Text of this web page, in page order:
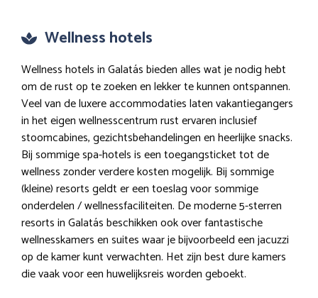
Wellness hotels
Wellness hotels in Galatás bieden alles wat je nodig hebt
om de rust op te zoeken en lekker te kunnen ontspannen.
Veel van de luxere accommodaties laten vakantiegangers
in het eigen wellnesscentrum rust ervaren inclusief
stoomcabines, gezichtsbehandelingen en heerlijke snacks.
Bij sommige spa-hotels is een toegangsticket tot de
wellness zonder verdere kosten mogelijk. Bij sommige
(kleine) resorts geldt er een toeslag voor sommige
onderdelen / wellnessfaciliteiten. De moderne 5-sterren
resorts in Galatás beschikken ook over fantastische
wellnesskamers en suites waar je bijvoorbeeld een jacuzzi
op de kamer kunt verwachten. Het zijn best dure kamers
die vaak voor een huwelijksreis worden geboekt.